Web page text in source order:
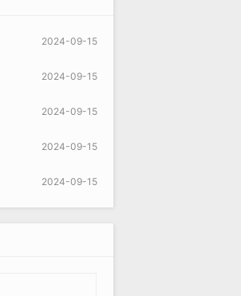
2024-09-15
2024-09-15
2024-09-15
2024-09-15
2024-09-15